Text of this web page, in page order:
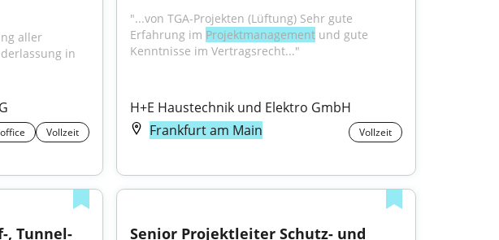
aller
Vollzeit
"...von TGA-Projekten (Lüftung) Sehr gute
Erfahrung im Projektmanagement und gute
Kenntnisse im Vertragsrecht..."
H+E Haustechnik und Elektro GmbH
Frankfurt am Main
Vollzeit
, Tunnel- Senior Projektleiter Schutz- und